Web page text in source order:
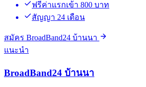
ฟรีค่าแรกเข้า 800 บาท
สัญญา 24 เดือน
สมัคร BroadBand24 บ้านนา
แนะนำ
BroadBand24 บ้านนา